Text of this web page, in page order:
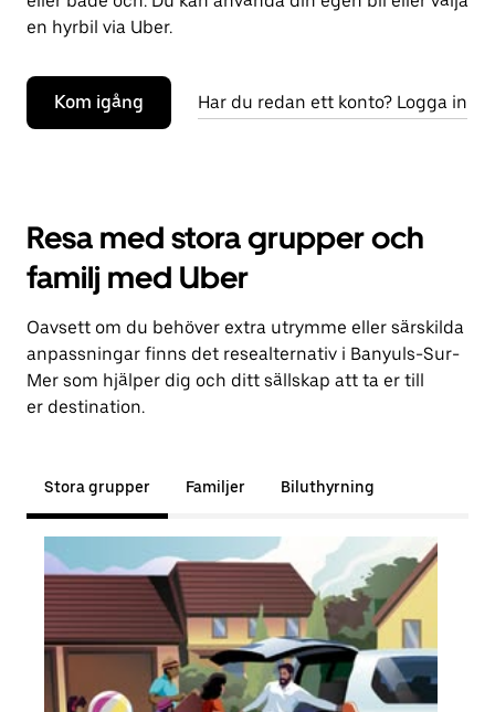
en hyrbil via Uber.
Kom igång Har du redan ett konto? Logga in
Resa med stora grupper och
familj med Uber
Oavsett om du behöver extra utrymme eller särskilda
anpassningar finns det resealternativ i Banyuls-Sur-
Mer som hjälper dig och ditt sällskap att ta er till
er destination.
Stora grupper Familjer Biluthyrning